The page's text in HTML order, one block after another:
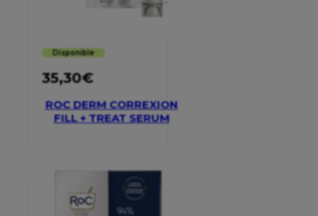
Disponible
35,30€
ROC DERM CORREXION
FILL + TREAT SERUM